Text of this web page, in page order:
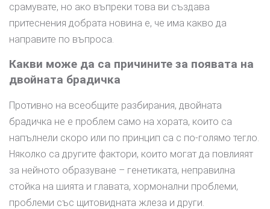
срамувате, но ако въпреки това ви създава
притеснения добрата новина е, че има какво да
направите по въпроса.
Какви може да са причините за появата на
двойната брадичка
Противно на всеобщите разбирания, двойната
брадичка не е проблем само на хората, които са
напълнели скоро или по принцип са с по-голямо тегло.
Няколко са другите фактори, които могат да повлияят
за нейното образуване – генетиката, неправилна
стойка на шията и главата, хормонални проблеми,
проблеми със щитовидната жлеза и други.